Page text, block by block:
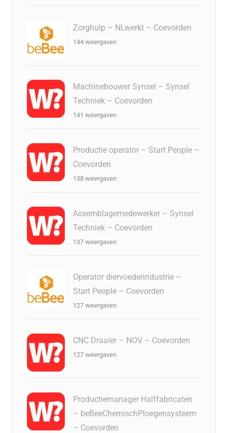
Zorghulp – NLwerkt – Coevorden
144 weergaven
Machinebouwer Synsel – Synsel
Techniek – Coevorden
141 weergaven
Productie operator – Start People –
Coevorden
138 weergaven
Assemblagemedewerker – Synsel
Techniek – Coevorden
137 weergaven
Operator diervoederindustrie –
Start People – Coevorden
127 weergaven
CNC Draaier – NOV – Coevorden
127 weergaven
Productiemanager Halffabricaten
– beBeeChemischPloegensysteem
– Coevorden